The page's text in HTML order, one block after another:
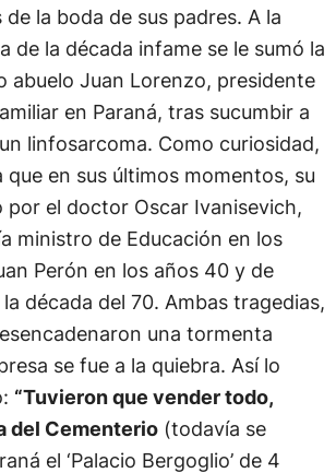
de la boda de sus padres. A la
de la década infame se le sumó la
abuelo Juan Lorenzo, presidente
en Paraná, tras sucumbir a
linfosarcoma. Como curiosidad,
que en sus últimos momentos, su
el doctor Oscar Ivanisevich,
ministro de Educación en los
Perón en los años 40 y de
década del 70. Ambas tragedias,
una tormenta
se fue a la quiebra. Así lo
“Tuvieron que vender todo,
del Cementerio(todavía se
el ‘Palacio Bergoglio’ de 4